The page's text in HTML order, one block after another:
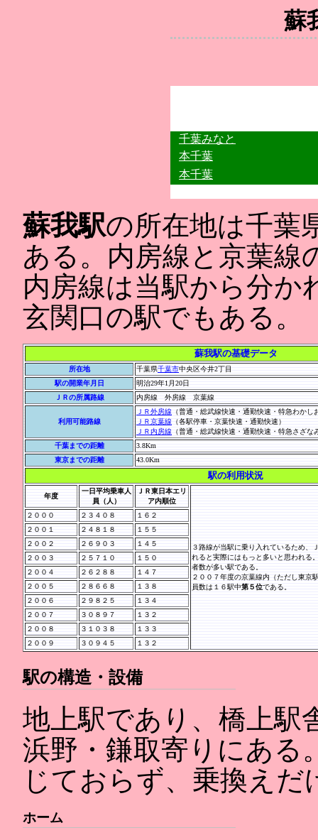
千葉みなと
本千葉
本千葉
蘇我駅の所在地は千葉
ある。内房線と京葉線
内房線は当駅から分か
玄関口の駅でもある。
蘇我駅の基礎データ
所在地 千葉県千葉市中央区今井2丁目
駅の開業年月日
明治29年1月20日
ＪＲの所属路線
内房線 外房線 京葉線
利用可能路線
ＪＲ外房線 （普通・総武線快速・通勤快速・特急わかし
ＪＲ京葉線 （各駅停車・京葉快速・通勤快速）
ＪＲ内房線 （普通・総武線快速・通勤快速・特急さざな
千葉までの距離
3.8Km
東京までの距離
43.0Km
駅の利用状況
年度
一日平均乗車人
員（人）
ＪＲ東日本エリ
ア内順位
３路線が当駅に乗り入れているため、
れると実際にはもっと多いと思われる
者数が多い駅である。
２００７年度の京葉線内（ただし東京
員数は１６駅中第５位である。
２０００ ２３４０８
１６２
２００１
２４８１８
１５５
２００２
２６９０３
１４５
２００３
２５７１０
１５０
２００４
２６２８８
１４７
２００５
２８６６８
１３８
２００６
２９８２５
１３４
２００７
３０８９７
１３２
２００８
３１０３８
１３３
２００９
３０９４５ １３２
駅の構造・設備
地上駅であり、橋上駅
浜野・鎌取寄りにある
じておらず、乗換え
ホーム